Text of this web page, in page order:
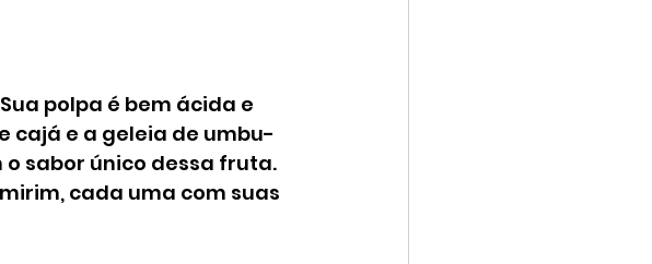
polpa é bem ácida e
cajá e a geleia de umbu-
sabor único dessa fruta.
cada uma com suas